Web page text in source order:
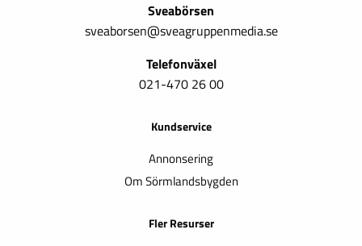
Sveabörsen
sveaborsen@sveagruppenmedia.se
Telefonväxel
021-470 26 00
Kundservice
Annonsering
Om Sörmlandsbygden
Fler Resurser